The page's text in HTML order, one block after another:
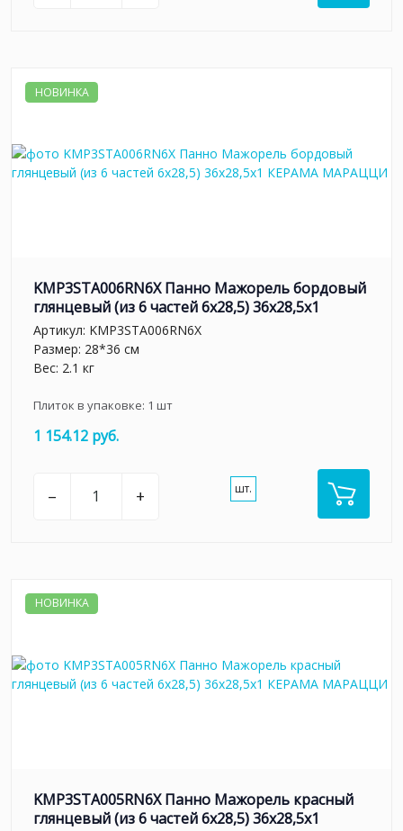
НОВИНКА
KMP3STA006RN6X Панно Мажорель бордовый
глянцевый (из 6 частей 6х28,5) 36x28,5x1
Артикул: KMP3STA006RN6X
Размер: 28*36 см
Вес: 2.1 кг
Плиток в упаковке: 1 шт
1 154.12 руб.
– + шт.
НОВИНКА
KMP3STA005RN6X Панно Мажорель красный
глянцевый (из 6 частей 6х28,5) 36x28,5x1